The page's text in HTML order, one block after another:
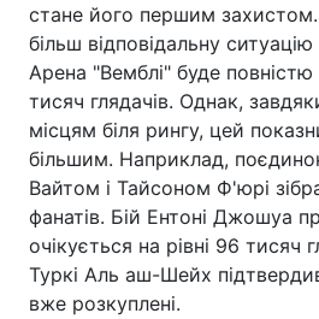
стане його першим
більш відповідальну
Арена "Вемблі" буде
тисяч глядачів. Однак,
місцям біля рингу, цей
більшим. Наприклад,
Вайтом і Тайсоном Ф'юрі
фанатів. Бій Ентоні Джошуа
очікується на рівні 96 тисяч
Туркі Аль аш-Шейх
вже розкуплені.